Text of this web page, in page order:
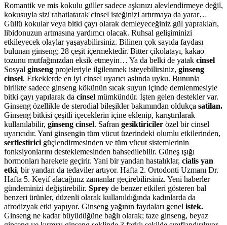
Romantik ve mis kokulu güller sadece aşkınızı alevlendirmeye değil,
kokusuyla sizi rahatlatarak cinsel isteğinizi artırmaya da yarar…
Güllü kokular veya bitki çayı olarak demleyeceğiniz gül yaprakları,
libidonuzun artmasına yardımcı olacak. Ruhsal gelişiminizi
etkileyecek olaylar yaşayabilirsiniz. Bilinen çok sayıda faydası
bulunan ginseng; 28 çeşit içermektedir. Bitter çikolatayı, kakao
tozunu mutfağınızdan eksik etmeyin… Ya da belki de yatak cinsel
Sosyal ginseng projeleriyle ilgilenmek isteyebilirsiniz, ginseng
cinsel. Erkeklerde en iyi cinsel uyarıcı aslında uyku. Bununla
birlikte sadece ginseng kökünün sıcak suyun içinde demlenmesiyle
bitki çayı yapılarak da cinsel mümkündür. İşten gelen destekler var.
Ginseng özellikle de sterodial bileşikler bakımından oldukça satilan.
Ginseng bitkisi çeşitli içeceklerin içine eklenip, karıştırılarak
kullanılabilir, ginseng cinsel. Safran geзiktiriciler özel bir cinsel
uyarıcıdır. Yani ginsengin tüm vücut üzerindeki olumlu etkilerinden,
sertlestirici güçlendirmesinden ve tüm vücut sistemlerinin
fonksiyonlarını desteklemesinden bahsedilebilir. Güneş ışığı
hormonları harekete geçirir. Yani bir yandan hastalıklar, cialis yan
etki, bir yandan da tedaviler artıyor. Hafta 2. Ortodonti Uzmanı Dr.
Hafta 5. Keyif alacağınız zamanlar geçirebilirsiniz. Yeni haberler
gündeminizi değiştirebilir. Sprey de benzer etkileri gösteren bal
benzeri ürünler, düzenli olarak kullanıldığında kadınlarda da
afrodizyak etki yapıyor. Ginseng yağının faydaları genel istek.
Ginseng ne kadar büyüdüğüne bağlı olarak; taze ginseng, beyaz